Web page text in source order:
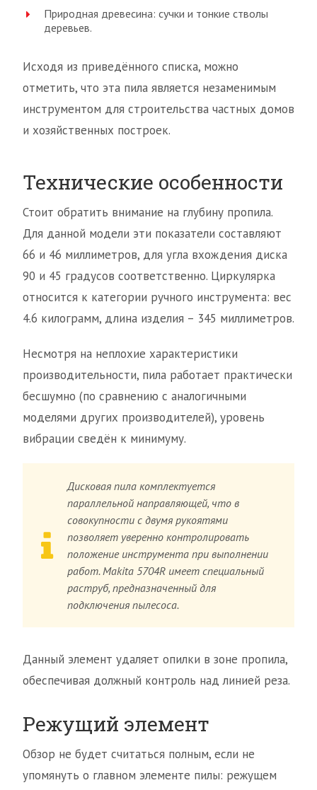
Природная древесина: сучки и тонкие стволы
деревьев.
Исходя из приведённого списка, можно
отметить, что эта пила является незаменимым
инструментом для строительства частных домов
и хозяйственных построек.
Технические особенности
Стоит обратить внимание на глубину пропила.
Для данной модели эти показатели составляют
66 и 46 миллиметров, для угла вхождения диска
90 и 45 градусов соответственно. Циркулярка
относится к категории ручного инструмента: вес
4.6 килограмм, длина изделия – 345 миллиметров.
Несмотря на неплохие характеристики
производительности, пила работает практически
бесшумно (по сравнению с аналогичными
моделями других производителей), уровень
вибрации сведён к минимуму.
Дисковая пила комплектуется
параллельной направляющей, что в
совокупности с двумя рукоятями
позволяет уверенно контролировать
положение инструмента при выполнении
работ. Makita 5704R имеет специальный
раструб, предназначенный для
подключения пылесоса.
Данный элемент удаляет опилки в зоне пропила,
обеспечивая должный контроль над линией реза.
Режущий элемент
Обзор не будет считаться полным, если не
упомянуть о главном элементе пилы: режущем